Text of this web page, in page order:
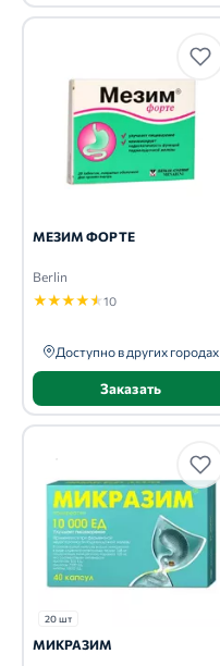
МЕЗИМ ФОРТЕ
Berlin
★★★★★10
Доступно в других городах
Заказать
20 шт
МИКРАЗИМ